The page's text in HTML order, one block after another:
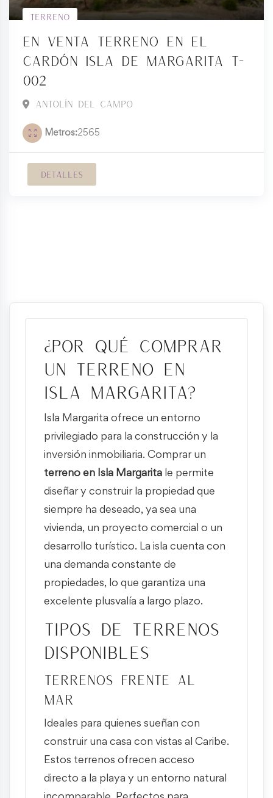
Terreno
En venta terreno en El
Cardón Isla de Margarita T-
002
Antolín del Campo
Metros 2565
Detalles
¿Por qué comprar
un terreno en
Isla Margarita?
Isla Margarita ofrece un entorno
privilegiado para la construcción y la
inversión inmobiliaria. Comprar un
terreno en Isla Margarita le permite
diseñar y construir la propiedad que
siempre ha deseado, ya sea una
vivienda, un proyecto comercial o un
desarrollo turístico. La isla cuenta con
una demanda constante de
propiedades, lo que garantiza una
excelente plusvalía a largo plazo.
Tipos de terrenos
disponibles
Terrenos frente al
mar
Ideales para quienes sueñan con
construir una casa con vistas al Caribe.
Estos terrenos ofrecen acceso
directo a la playa y un entorno natural